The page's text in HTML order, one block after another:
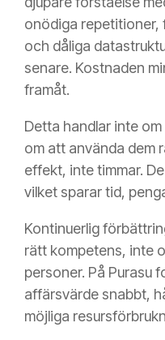
onödiga
och dåliga
senare. Kostnaden
framåt.
Detta handlar inte
om att använda dem
effekt, inte timmar.
vilket sparar tid,
Kontinuerlig
rätt kompetens, inte
personer. På Purasu
affärsvärde snabbt,
möjliga